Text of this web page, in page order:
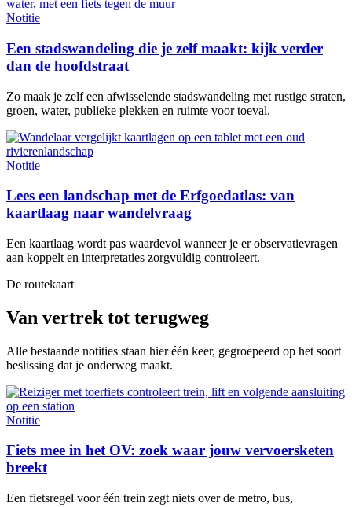
Notitie
Een stadswandeling die je zelf maakt: kijk verder
dan de hoofdstraat
Zo maak je zelf een afwisselende stadswandeling met rustige straten,
groen, water, publieke plekken en ruimte voor toeval.
Notitie
Lees een landschap met de Erfgoedatlas: van
kaartlaag naar wandelvraag
Een kaartlaag wordt pas waardevol wanneer je er observatievragen
aan koppelt en interpretaties zorgvuldig controleert.
De routekaart
Van vertrek tot terugweg
Alle bestaande notities staan hier één keer, gegroepeerd op het soort
beslissing dat je onderweg maakt.
Notitie
Fiets mee in het OV: zoek waar jouw vervoersketen
breekt
Een fietsregel voor één trein zegt niets over de metro, bus,